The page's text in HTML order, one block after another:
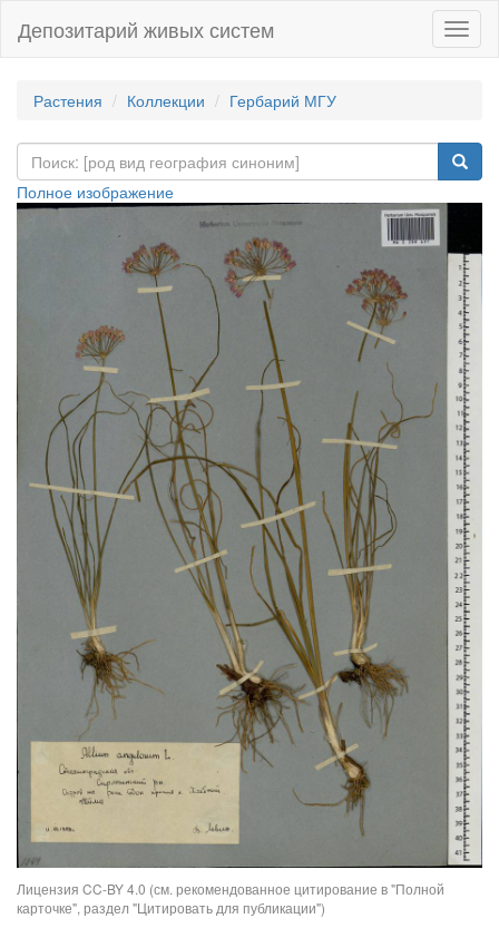
Депозитарий живых систем
Растения Коллекции Гербарий МГУ
Полное изображение
Лицензия CC-BY 4.0 (см. рекомендованное цитирование в "Полной
карточке", раздел "Цитировать для публикации")